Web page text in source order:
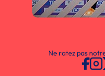
Ne ratez pas